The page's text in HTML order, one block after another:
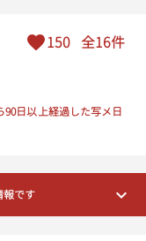
150 全16件
日以上経過した写メ日
報です